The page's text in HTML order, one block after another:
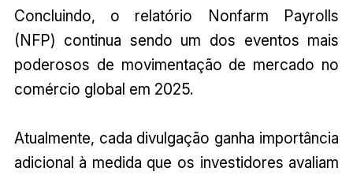
Concluindo, o relatório Nonfarm Payrolls
(NFP) continua sendo um dos eventos mais
poderosos de movimentação de mercado no
comércio global em 2025.
Atualmente, cada divulgação ganha importância
adicional à medida que os investidores avaliam